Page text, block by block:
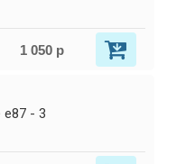
1 050 р
e87 - 3